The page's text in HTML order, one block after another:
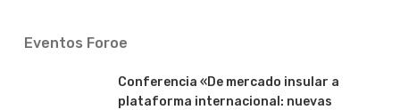
Eventos Foroe
Conferencia «De mercado insular a
plataforma internacional: nuevas